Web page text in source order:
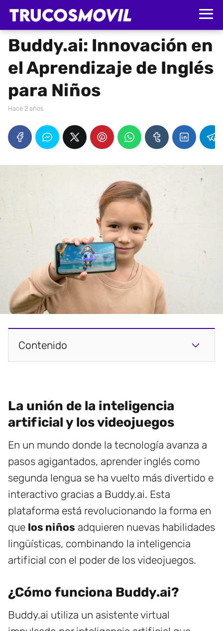
Buddy.ai: Innovación en
el Aprendizaje de Inglés
para Niños
hace 2 años
Contenido
La unión de la inteligencia
artificial y los videojuegos
En un mundo donde la tecnología avanza a
pasos agigantados, aprender inglés como
segunda lengua se ha vuelto más divertido e
interactivo gracias a Buddy.ai. Esta
plataforma está revolucionando la forma en
que los niños adquieren nuevas habilidades
lingüísticas, combinando la inteligencia
artificial con el poder de los videojuegos.
¿Cómo funciona Buddy.ai?
Buddy.ai utiliza un asistente virtual